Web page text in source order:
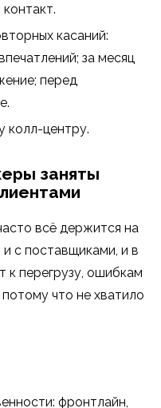
касаний:
за месяц
перед
колл-центру.
заняты
всё держится на
и с поставщиками, и в
к перегрузу, ошибкам
что не хватило
фронтлайн,